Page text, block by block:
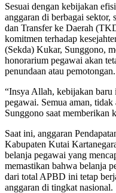
Sesuai dengan kebijakan
anggaran di berbagai
dan Transfer ke Daerah
komitmen terhadap
(Sekda) Kukar, Sunggono,
honorarium pegawai akan
penundaan atau pemotongan.
“Insya Allah, kebijakan baru
pegawai. Semua aman,
Sunggono saat memberikan
Saat ini, anggaran
Kabupaten Kutai
belanja pegawai yang
memastikan bahwa belanja
dari total APBD ini tetap
anggaran di tingkat nasional.